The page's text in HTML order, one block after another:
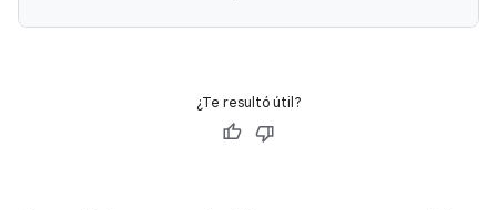
¿Te resultó útil?